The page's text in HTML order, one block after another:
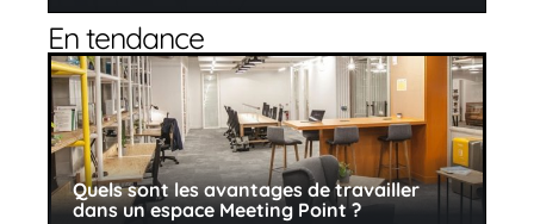
En tendance
Quels sont les avantages de travailler
dans un espace Meeting Point ?